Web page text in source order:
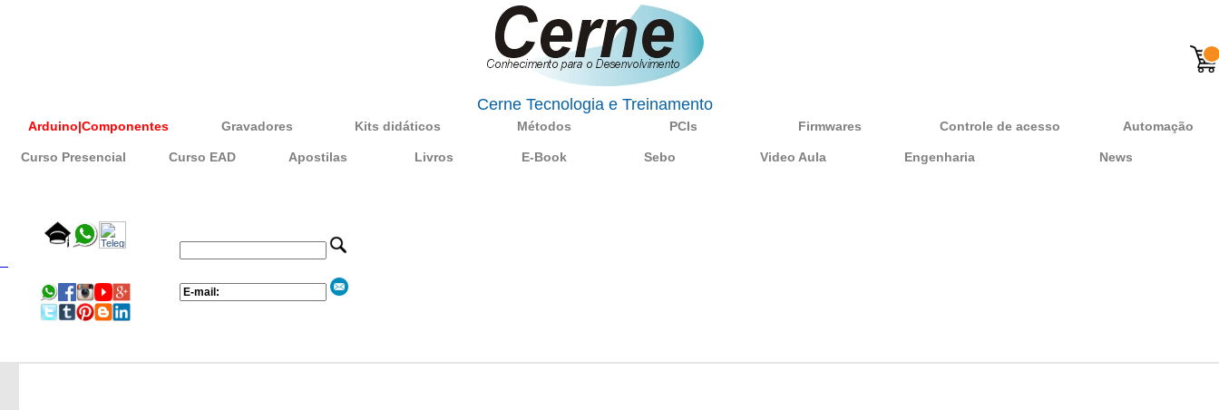
Cerne Tecnologia e Treinamento
Arduino|Componentes Gravadores Kits didáticos Métodos PCIs Firmwares Controle de acesso Automação
Curso Presencial Curso EAD Apostilas Livros E-Book Sebo Video Aula Engenharia News